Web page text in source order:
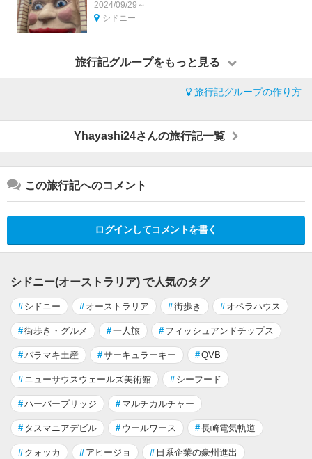
2024/09/29～
シドニー
旅行記グループをもっと見る
旅行記グループの作り方
Yhayashi24さんの旅行記一覧
この旅行記へのコメント
ログインしてコメントを書く
シドニー(オーストラリア) で人気のタグ
# シドニー # オーストラリア #街歩き # オペラハウス
#街歩き・グルメ #一人旅 # フィッシュアンドチップス
#バラマキ土産 #サーキュラーキー #QVB
# ニューサウスウェールズ美術館 # シーフード
#ハーバーブリッジ # マルチカルチャー
# タスマニアデビル # ウールワース #長崎電気軌道
# クォッカ # アヒージョ # 日系企業の豪州進出